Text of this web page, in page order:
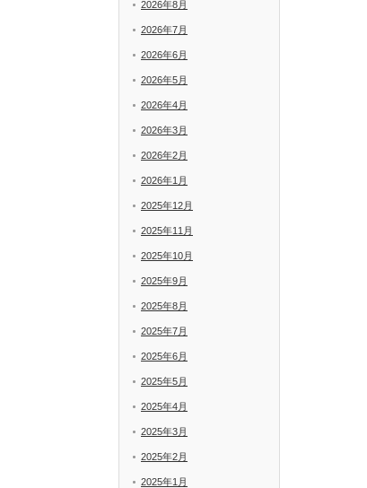
2026年8月
2026年7月
2026年6月
2026年5月
2026年4月
2026年3月
2026年2月
2026年1月
2025年12月
2025年11月
2025年10月
2025年9月
2025年8月
2025年7月
2025年6月
2025年5月
2025年4月
2025年3月
2025年2月
2025年1月